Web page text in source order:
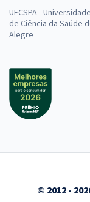
UFCSPA -
de Ciência da Saúde
Alegre
© 2012 -